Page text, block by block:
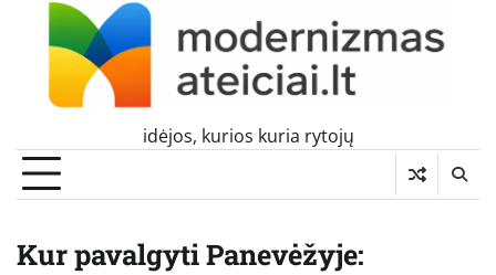
content
idėjos, kurios kuria rytojų
Kur pavalgyti Panevėžyje: